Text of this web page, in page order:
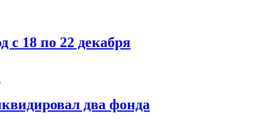
с 18 по 22 декабря
два фонда